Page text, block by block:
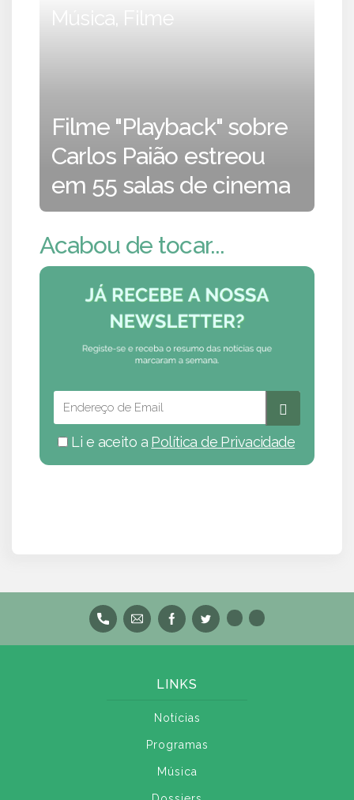
Música, Filme
Filme "Playback" sobre
Carlos Paião estreou
em 55 salas de cinema
Acabou de tocar...
Li e aceito a Política de Privacidade
LINKS
Notícias
Programas
Música